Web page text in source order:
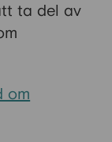
ta del av
om